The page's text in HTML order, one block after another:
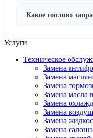
Какое топливо
Услуги
Техническое
Замена
Замена
Замена
Замена масла
Замена
Замена
Замена
Замена